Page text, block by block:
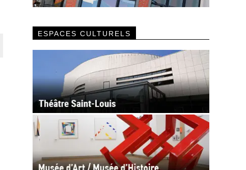
ESPACES CULTURELS